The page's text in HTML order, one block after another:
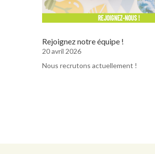
Rejoignez notre équipe !
20 avril 2026
Nous recrutons actuellement !